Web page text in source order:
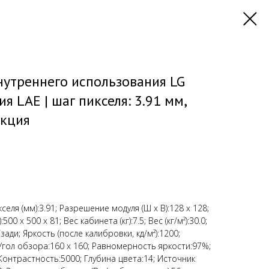
использования LG
LAE | шаг пикселя: 3.91 мм,
(мм):3.91; Разрешение модуля (Ш х В):128 x 128;
x 500 x 81; Вес кабинета (кг):7.5; Вес (кг/м²):30.0;
Яркость (после калибровки, кд/м²):1200;
обзора:160 х 160; Равномерность яркости:97%;
Глубина цвета:14; Источник